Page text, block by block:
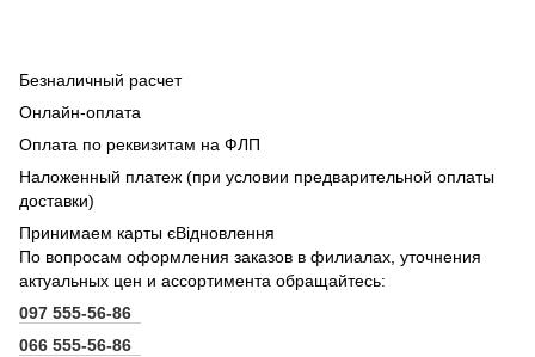
Безналичный расчет
Онлайн-оплата
Оплата по реквизитам на ФЛП
Наложенный платеж (при условии предварительной оплаты
доставки)
Принимаем карты єВідновлення
По вопросам оформления заказов в филиалах, уточнения
актуальных цен и ассортимента обращайтесь:
097 555-56-86
066 555-56-86